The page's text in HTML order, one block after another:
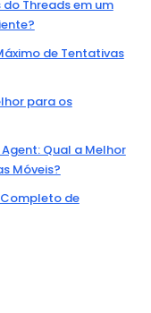
Threads em um
de Tentativas
para os
Qual a Melhor
Móveis?
Completo de